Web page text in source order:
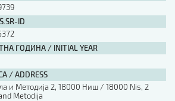
ID
ГОДИНА / INITIAL YEAR
/ ADDRESS
и Методија 2, 18000 Ниш / 18000 Nis, 2
Metodija